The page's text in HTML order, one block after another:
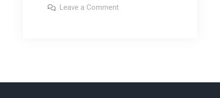
2026
Leave a Commenton
Agréées